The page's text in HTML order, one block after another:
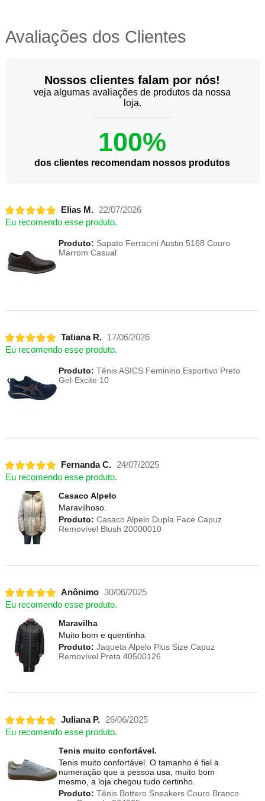
Avaliações dos Clientes
Nossos clientes falam por nós!
veja algumas avaliações de produtos da nossa
loja.
100%
dos clientes recomendam nossos produtos
Elias M.
22/07/2026
Eu recomendo esse produto.
Produto: Sapato Ferracini Austin 5168 Couro
Marrom Casual
Tatiana R.
17/06/2026
Eu recomendo esse produto.
Produto: Tênis ASICS Feminino Esportivo Preto
Gel-Excite 10
Fernanda C.
24/07/2025
Eu recomendo esse produto.
Casaco Alpelo
Maravilhoso.
Produto: Casaco Alpelo Dupla Face Capuz
Removível Blush 20000010
Anônimo 30/06/2025
Eu recomendo esse produto.
Maravilha
Muito bom e quentinha
Produto: Jaqueta Alpelo Plus Size Capuz
Removível Preta 40500126
Juliana P.
26/06/2025
Eu recomendo esse produto.
Tenis muito confortável.
Tenis muito confortável. O tamanho é fiel a
numeração que a pessoa usa, muito bom
mesmo, a loja chegou tudo certinho.
Produto: Tênis Bottero Sneakers Couro Branco